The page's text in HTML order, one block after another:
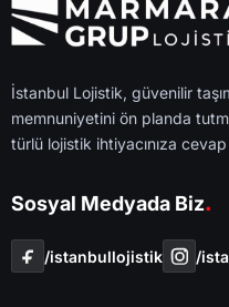
İstanbul Lojistik, güvenilir
memnuniyetini ön planda
türlü lojistik ihtiyacınıza
Sosyal Medyada Biz.
/i̇stanbullojistik /